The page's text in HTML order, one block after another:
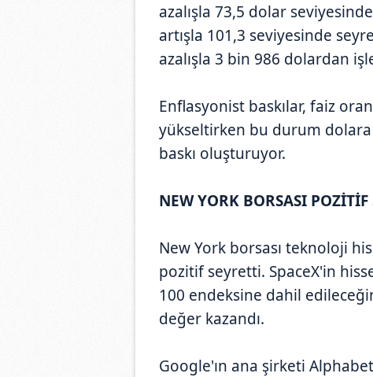
azalışla 73,5 dolar
artışla 101,3 seviyesinde
azalışla 3 bin 986 dolardan
Enflasyonist baskılar, faiz
yükseltirken bu durum dolara
baskı oluşturuyor.
NEW YORK BORSASI POZİTİF
New York borsası teknoloji
pozitif seyretti. SpaceX'in
100 endeksine dahil
değer kazandı.
Google'ın ana şirketi